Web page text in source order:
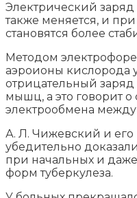
Электрический
также меняется, и
становятся более
Методом
аэроионы кислорода
отрицательный
мышц, а это говорит о
электрообмена
А. Л. Чижевский и его
убедительно
при начальных и
форм туберкулеза.